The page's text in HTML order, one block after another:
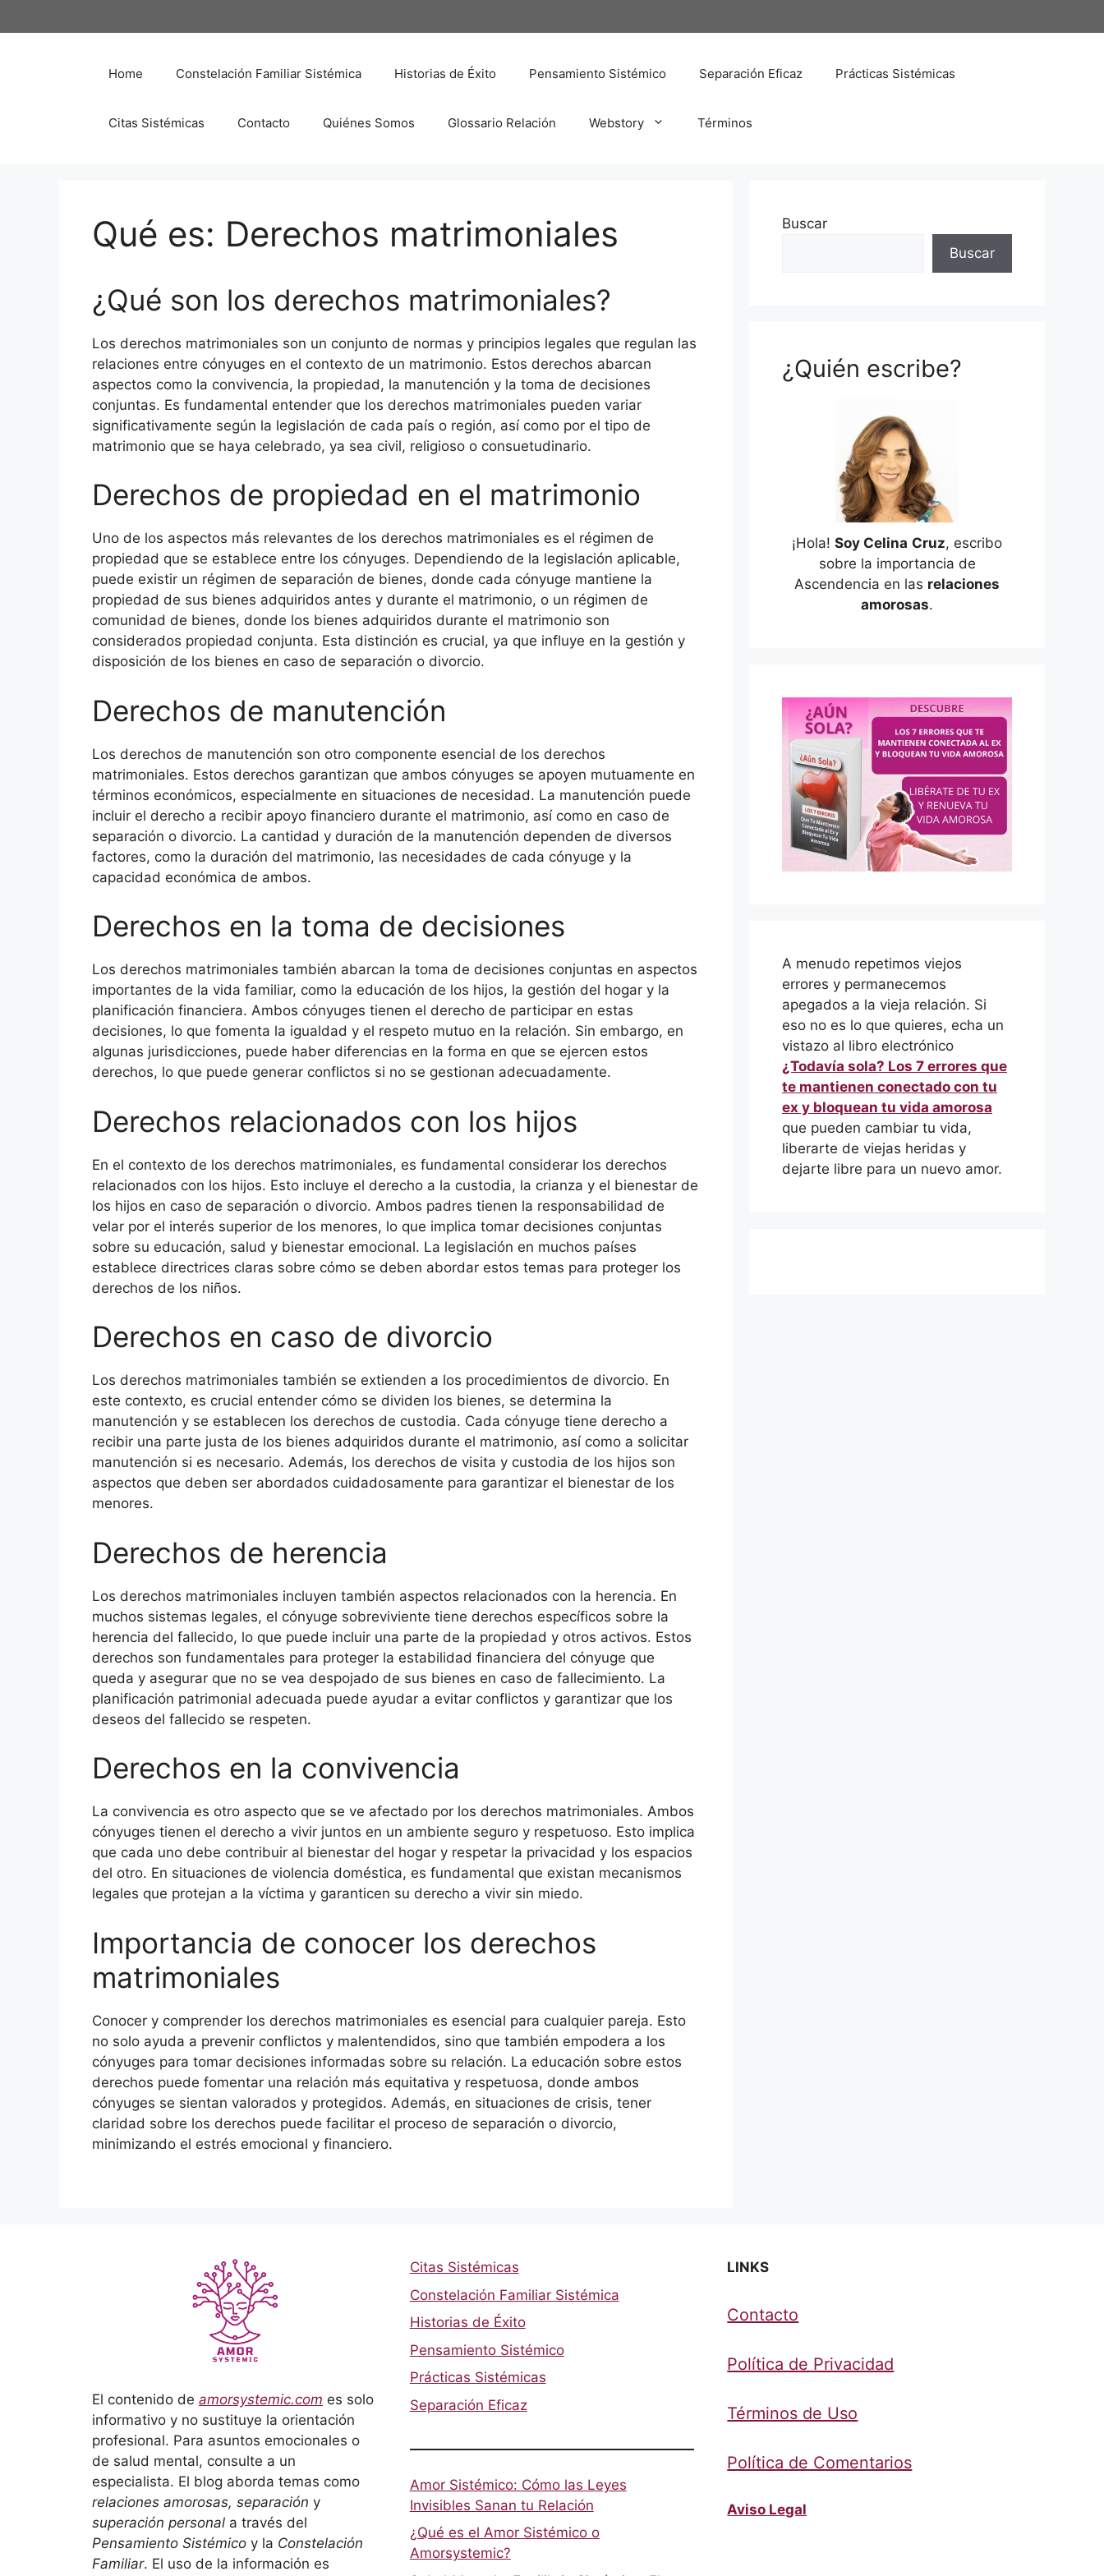
al
Home Constelación Familiar Sistémica Historias de Éxito Pensamiento Sistémico Separación Eficaz Prácticas Sistémicas
Citas Sistémicas Contacto Quiénes Somos Glossario Relación Webstory Términos
Qué es: Derechos matrimoniales
¿Qué son los derechos matrimoniales?
Los derechos matrimoniales son un conjunto de normas y principios legales que regulan las
relaciones entre cónyuges en el contexto de un matrimonio. Estos derechos abarcan
aspectos como la convivencia, la propiedad, la manutención y la toma de decisiones
conjuntas. Es fundamental entender que los derechos matrimoniales pueden variar
significativamente según la legislación de cada país o región, así como por el tipo de
matrimonio que se haya celebrado, ya sea civil, religioso o consuetudinario.
Derechos de propiedad en el matrimonio
Uno de los aspectos más relevantes de los derechos matrimoniales es el régimen de
propiedad que se establece entre los cónyuges. Dependiendo de la legislación aplicable,
puede existir un régimen de separación de bienes, donde cada cónyuge mantiene la
propiedad de sus bienes adquiridos antes y durante el matrimonio, o un régimen de
comunidad de bienes, donde los bienes adquiridos durante el matrimonio son
considerados propiedad conjunta. Esta distinción es crucial, ya que influye en la gestión y
disposición de los bienes en caso de separación o divorcio.
Derechos de manutención
Los derechos de manutención son otro componente esencial de los derechos
matrimoniales. Estos derechos garantizan que ambos cónyuges se apoyen mutuamente en
términos económicos, especialmente en situaciones de necesidad. La manutención puede
incluir el derecho a recibir apoyo financiero durante el matrimonio, así como en caso de
separación o divorcio. La cantidad y duración de la manutención dependen de diversos
factores, como la duración del matrimonio, las necesidades de cada cónyuge y la
capacidad económica de ambos.
Derechos en la toma de decisiones
Los derechos matrimoniales también abarcan la toma de decisiones conjuntas en aspectos
importantes de la vida familiar, como la educación de los hijos, la gestión del hogar y la
planificación financiera. Ambos cónyuges tienen el derecho de participar en estas
decisiones, lo que fomenta la igualdad y el respeto mutuo en la relación. Sin embargo, en
algunas jurisdicciones, puede haber diferencias en la forma en que se ejercen estos
derechos, lo que puede generar conflictos si no se gestionan adecuadamente.
Derechos relacionados con los hijos
En el contexto de los derechos matrimoniales, es fundamental considerar los derechos
relacionados con los hijos. Esto incluye el derecho a la custodia, la crianza y el bienestar de
los hijos en caso de separación o divorcio. Ambos padres tienen la responsabilidad de
velar por el interés superior de los menores, lo que implica tomar decisiones conjuntas
sobre su educación, salud y bienestar emocional. La legislación en muchos países
establece directrices claras sobre cómo se deben abordar estos temas para proteger los
derechos de los niños.
Derechos en caso de divorcio
Los derechos matrimoniales también se extienden a los procedimientos de divorcio. En
este contexto, es crucial entender cómo se dividen los bienes, se determina la
manutención y se establecen los derechos de custodia. Cada cónyuge tiene derecho a
recibir una parte justa de los bienes adquiridos durante el matrimonio, así como a solicitar
manutención si es necesario. Además, los derechos de visita y custodia de los hijos son
aspectos que deben ser abordados cuidadosamente para garantizar el bienestar de los
menores.
Derechos de herencia
Los derechos matrimoniales incluyen también aspectos relacionados con la herencia. En
muchos sistemas legales, el cónyuge sobreviviente tiene derechos específicos sobre la
herencia del fallecido, lo que puede incluir una parte de la propiedad y otros activos. Estos
derechos son fundamentales para proteger la estabilidad financiera del cónyuge que
queda y asegurar que no se vea despojado de sus bienes en caso de fallecimiento. La
planificación patrimonial adecuada puede ayudar a evitar conflictos y garantizar que los
deseos del fallecido se respeten.
Derechos en la convivencia
La convivencia es otro aspecto que se ve afectado por los derechos matrimoniales. Ambos
cónyuges tienen el derecho a vivir juntos en un ambiente seguro y respetuoso. Esto implica
que cada uno debe contribuir al bienestar del hogar y respetar la privacidad y los espacios
del otro. En situaciones de violencia doméstica, es fundamental que existan mecanismos
legales que protejan a la víctima y garanticen su derecho a vivir sin miedo.
Importancia de conocer los derechos
matrimoniales
Conocer y comprender los derechos matrimoniales es esencial para cualquier pareja. Esto
no solo ayuda a prevenir conflictos y malentendidos, sino que también empodera a los
cónyuges para tomar decisiones informadas sobre su relación. La educación sobre estos
derechos puede fomentar una relación más equitativa y respetuosa, donde ambos
cónyuges se sientan valorados y protegidos. Además, en situaciones de crisis, tener
claridad sobre los derechos puede facilitar el proceso de separación o divorcio,
minimizando el estrés emocional y financiero.
Buscar
Buscar
¿Quién escribe?
¡Hola! Soy Celina Cruz, escribo
sobre la importancia de
Ascendencia en las relaciones
amorosas.
A menudo repetimos viejos
errores y permanecemos
apegados a la vieja relación. Si
eso no es lo que quieres, echa un
vistazo al libro electrónico
¿Todavía sola? Los 7 errores que
te mantienen conectado con tu
ex y bloquean tu vida amorosa
que pueden cambiar tu vida,
liberarte de viejas heridas y
dejarte libre para un nuevo amor.
El contenido de amorsystemic.com es solo
informativo y no sustituye la orientación
profesional. Para asuntos emocionales o
de salud mental, consulte a un
especialista. El blog aborda temas como
relaciones amorosas, separación y
superación personal a través del
Pensamiento Sistémico y la Constelación
Familiar. El uso de la información es
Citas Sistémicas
Constelación Familiar Sistémica
Historias de Éxito
Pensamiento Sistémico
Prácticas Sistémicas
Separación Eficaz
Amor Sistémico: Cómo las Leyes
Invisibles Sanan tu Relación
¿Qué es el Amor Sistémico o
Amorsystemic?
LINKS
Contacto
Política de Privacidad
Términos de Uso
Política de Comentarios
Aviso Legal